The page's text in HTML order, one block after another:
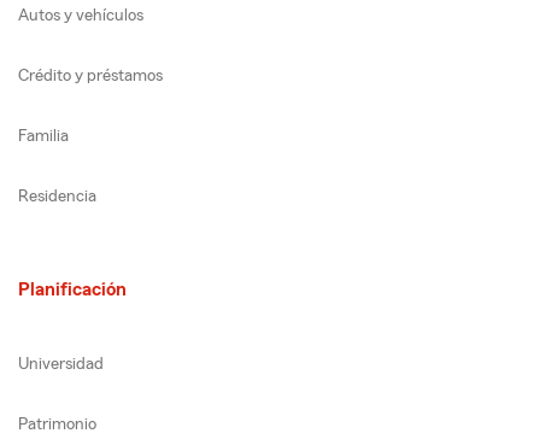
Autos y vehículos
Crédito y préstamos
Familia
Residencia
Planificación
Universidad
Patrimonio